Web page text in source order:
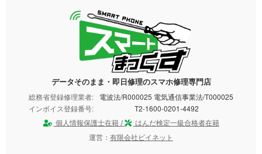
データそのまま・即日修理のスマホ修理専門店
総務省登録修理業者:
電波法/R000025 電気通信事業法/T000025
インボイス登録番号:
T2-1600-0201-4492
個人情報保護士在籍 /
はんだ検定一級合格者在籍
運営： 有限会社ビイネット